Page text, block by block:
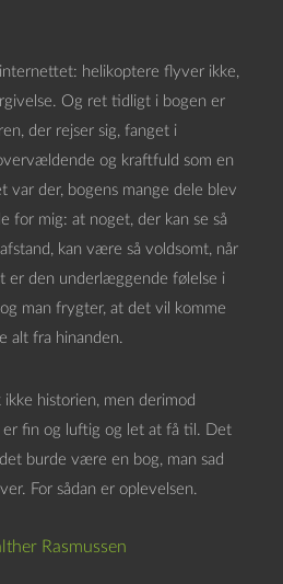
helikoptere flyver ikke,
Og ret tidligt i bogen er
der rejser sig, fanget i
og kraftfuld som en
var der, bogens mange dele blev
for mig: at noget, der kan se så
kan være så voldsomt, når
den underlæggende følelse i
man frygter, at det vil komme
alt fra hinanden.
historien, men derimod
fin og luftig og let at få til. Det
burde være en bog, man sad
For sådan er oplevelsen.
Rasmussen